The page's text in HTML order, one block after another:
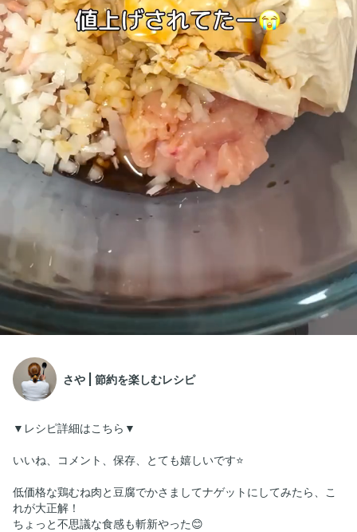
さや | 節約を楽しむレシピ
▼レシピ詳細はこちら▼
いいね、コメント、保存、とても嬉しいです⭐️
低価格な鶏むね肉と豆腐でかさましてナゲットにしてみたら、こ
れが大正解！
ちょっと不思議な食感も斬新やった😊